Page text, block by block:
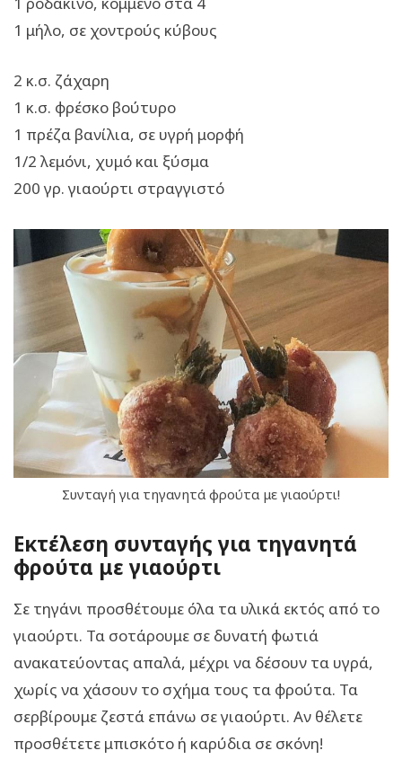
1 μήλο, σε χοντρούς κύβους
2 κ.σ. ζάχαρη
1 κ.σ. φρέσκο βούτυρο
1 πρέζα βανίλια, σε υγρή μορφή
1/2 λεμόνι, χυμό και ξύσμα
200 γρ. γιαούρτι στραγγιστό
Συνταγή για τηγανητά φρούτα με γιαούρτι!
Εκτέλεση συνταγής για τηγανητά
φρούτα με γιαούρτι
Σε τηγάνι προσθέτουμε όλα τα υλικά εκτός από το
γιαούρτι. Τα σοτάρουμε σε δυνατή φωτιά
ανακατεύοντας απαλά, μέχρι να δέσουν τα υγρά,
χωρίς να χάσουν το σχήμα τους τα φρούτα. Τα
σερβίρουμε ζεστά επάνω σε γιαούρτι. Αν θέλετε
προσθέτετε μπισκότο ή καρύδια σε σκόνη!